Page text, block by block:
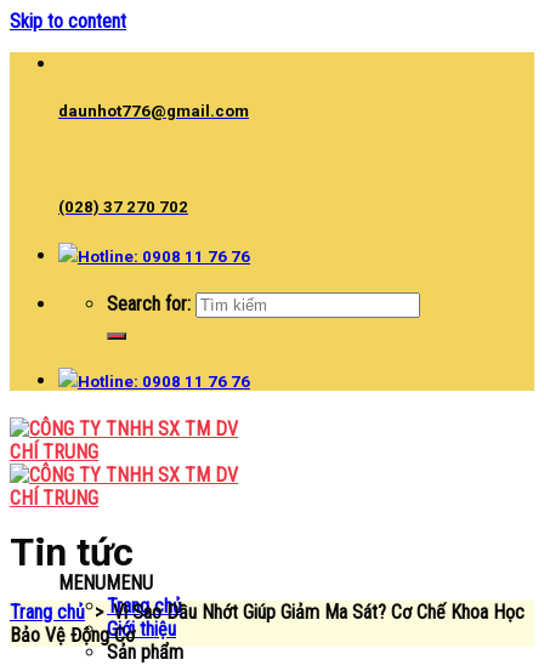
Skip to content
daunhot776@gmail.com
(028) 37 270 702
Hotline: 0908 11 76 76
Search for:
Hotline: 0908 11 76 76
MENUMENU
Trang chủ
Giới thiệu
Sản phẩm
Tin tức
Trang chủ > Vì Sao Dầu Nhớt Giúp Giảm Ma Sát? Cơ Chế Khoa Học
Bảo Vệ Động Cơ